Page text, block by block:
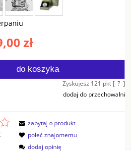
zł
do koszyka
Zyskujesz 121 pkt [ ? ]
dodaj do przechowalni
zapytaj o produkt
poleć znajomemu
dodaj opinię